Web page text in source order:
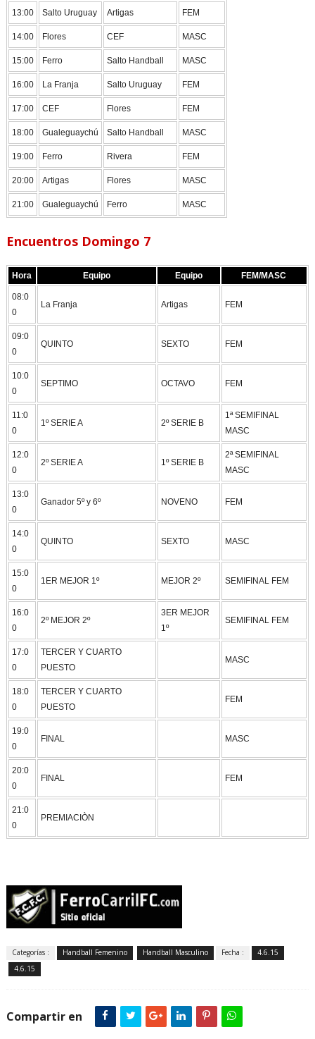
13:00 Salto Uruguay Artigas FEM
14:00 Flores CEF MASC
15:00 Ferro Salto Handball MASC
16:00 La Franja Salto Uruguay FEM
17:00 CEF Flores FEM
18:00 Gualeguaychú Salto Handball MASC
19:00 Ferro Rivera FEM
20:00 Artigas Flores MASC
21:00 Gualeguaychú Ferro MASC
Encuentros Domingo 7
Hora Equipo Equipo FEM/MASC
08:0
0
La Franja Artigas FEM
09:0
0
QUINTO SEXTO FEM
10:0
0
SEPTIMO OCTAVO FEM
11:0
0
1º SERIE A 2º SERIE B
1ª SEMIFINAL
MASC
12:0
0
2º SERIE A 1º SERIE B
2ª SEMIFINAL
MASC
13:0
0
Ganador 5º y 6º NOVENO FEM
14:0
0
QUINTO SEXTO MASC
15:0
0
1ER MEJOR 1º MEJOR 2º SEMIFINAL FEM
16:0
0
2º MEJOR 2º
3ER MEJOR
1º
SEMIFINAL FEM
17:0
0
TERCER Y CUARTO
PUESTO
MASC
18:0
0
TERCER Y CUARTO
PUESTO
FEM
19:0
0
FINAL MASC
20:0
0
FINAL FEM
21:0
0
PREMIACIÒN
Categorías : Handball Femenino Handball Masculino Fecha :
4.6.15
4.6.15
Compartir en